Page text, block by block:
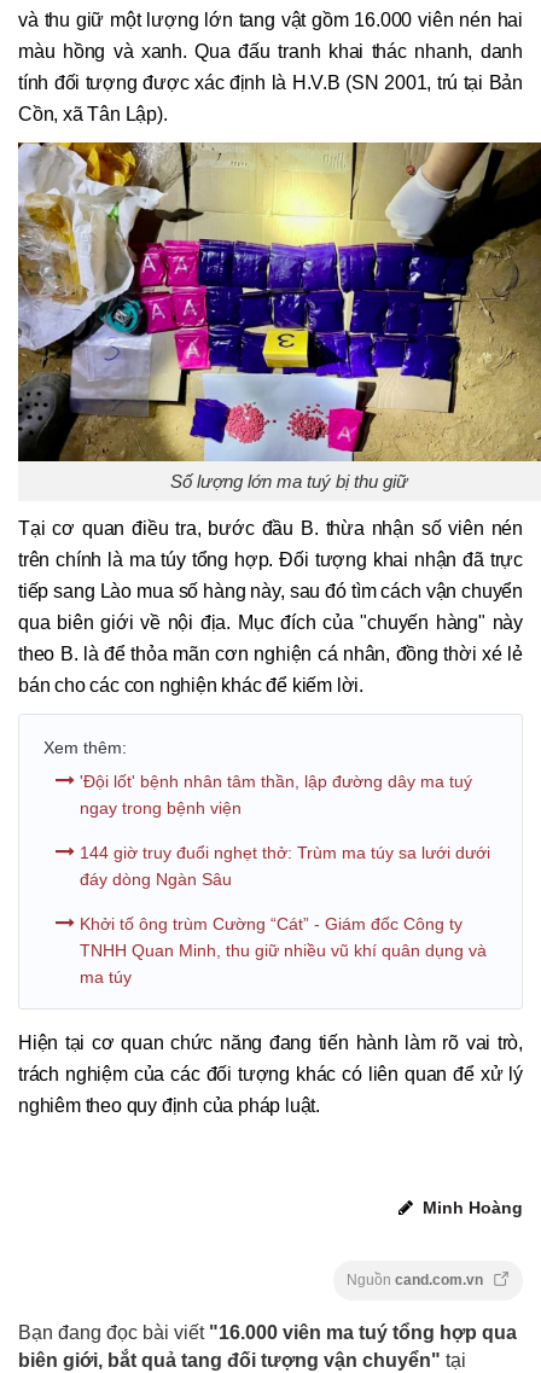
và thu giữ một lượng lớn tang vật gồm 16.000 viên nén hai
màu hồng và xanh. Qua đấu tranh khai thác nhanh, danh
tính đối tượng được xác định là H.V.B (SN 2001, trú tại Bản
Cồn, xã Tân Lập).
Số lượng lớn ma tuý bị thu giữ
Tại cơ quan điều tra, bước đầu B. thừa nhận số viên nén
trên chính là ma túy tổng hợp. Đối tượng khai nhận đã trực
tiếp sang Lào mua số hàng này, sau đó tìm cách vận chuyển
qua biên giới về nội địa. Mục đích của "chuyến hàng" này
theo B. là để thỏa mãn cơn nghiện cá nhân, đồng thời xé lẻ
bán cho các con nghiện khác để kiếm lời.
Xem thêm:
'Đội lốt' bệnh nhân tâm thần, lập đường dây ma tuý
ngay trong bệnh viện
144 giờ truy đuổi nghẹt thở: Trùm ma túy sa lưới dưới
đáy dòng Ngàn Sâu
Khởi tố ông trùm Cường “Cát” - Giám đốc Công ty
TNHH Quan Minh, thu giữ nhiều vũ khí quân dụng và
ma túy
Hiện tại cơ quan chức năng đang tiến hành làm rõ vai trò,
trách nghiệm của các đối tượng khác có liên quan để xử lý
nghiêm theo quy định của pháp luật.
Minh Hoàng
Nguồn cand.com.vn
Bạn đang đọc bài viết "16.000 viên ma tuý tổng hợp qua
biên giới, bắt quả tang đối tượng vận chuyển" tại